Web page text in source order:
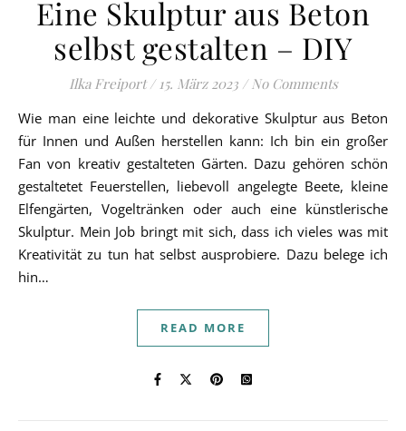
Eine Skulptur aus Beton
selbst gestalten – DIY
Ilka Freiport / 15. März 2023 / No Comments
Wie man eine leichte und dekorative Skulptur aus Beton
für Innen und Außen herstellen kann: Ich bin ein großer
Fan von kreativ gestalteten Gärten. Dazu gehören schön
gestaltetet Feuerstellen, liebevoll angelegte Beete, kleine
Elfengärten, Vogeltränken oder auch eine künstlerische
Skulptur. Mein Job bringt mit sich, dass ich vieles was mit
Kreativität zu tun hat selbst ausprobiere. Dazu belege ich
hin…
READ MORE